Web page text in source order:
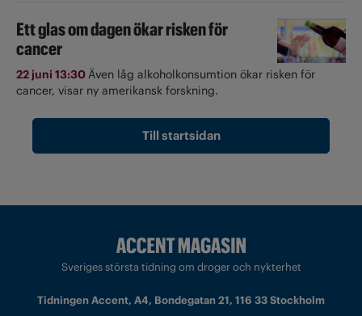
Ett glas om dagen ökar risken för
cancer
22 juni 13:30Även låg alkoholkonsumtion ökar risken för
cancer, visar ny amerikansk forskning.
Till startsidan
Sveriges största tidning om droger och nykterhet
Tidningen Accent, A4, Bondegatan 21, 116 33 Stockholm